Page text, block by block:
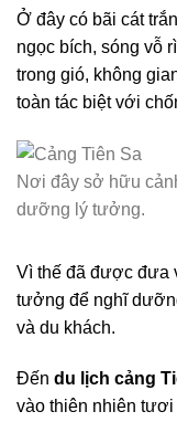
Ở đây có bãi cát
ngọc bích, sóng vỗ
trong gió, không
toàn tác biệt với
Nơi đây sở hữu
dưỡng lý tưởng.
Vì thế đã được đưa
tưởng để nghĩ
và du khách.
Đến du lịch cảng
vào thiên nhiên tươi